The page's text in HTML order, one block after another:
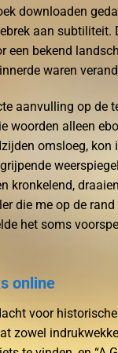
downloaden
aan subtiliteit.
een bekend
waren
aanvulling op de
woorden alleen
omsloeg, kon
kronkelend,
die me op de
het soms
online
voor
zowel